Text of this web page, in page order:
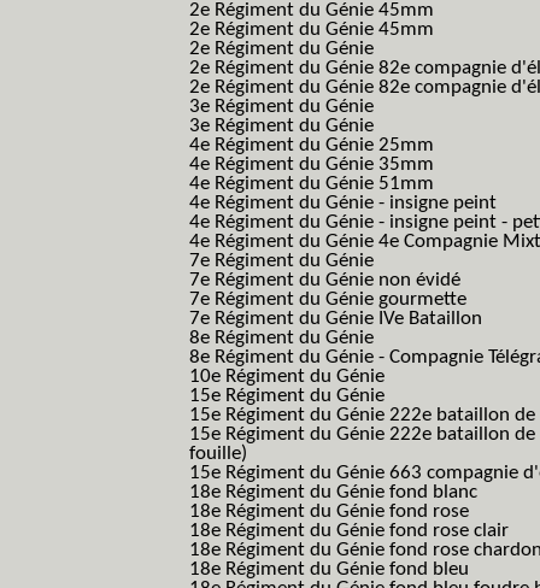
2e Régiment du Génie 45mm
2e Régiment du Génie 45mm
2e Régiment du Génie
2e Régiment du Génie 82e compagnie
2e Régiment du Génie 82e compagnie
3e Régiment du Génie
3e Régiment du Génie
4e Régiment du Génie 25mm
4e Régiment du Génie 35mm
4e Régiment du Génie 51mm
4e Régiment du Génie - insigne peint
4e Régiment du Génie - insigne peint -
4e Régiment du Génie 4e Compagnie
7e Régiment du Génie
7e Régiment du Génie non évidé
7e Régiment du Génie gourmette
7e Régiment du Génie IVe Bataillon
8e Régiment du Génie
8e Régiment du Génie - Compagnie
10e Régiment du Génie
15e Régiment du Génie
15e Régiment du Génie 222e bataillon
15e Régiment du Génie 222e bataillon
fouille)
15e Régiment du Génie 663 compagnie
18e Régiment du Génie fond blanc
18e Régiment du Génie fond rose
18e Régiment du Génie fond rose clair
18e Régiment du Génie fond rose
18e Régiment du Génie fond bleu